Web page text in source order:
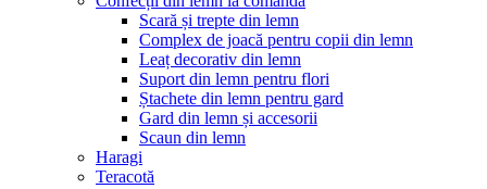
Scară și trepte din lemn
Complex de joacă pentru copii din lemn
Leaț decorativ din lemn
Suport din lemn pentru flori
Ștachete din lemn pentru gard
Gard din lemn și accesorii
Scaun din lemn
Haragi
Teracotă